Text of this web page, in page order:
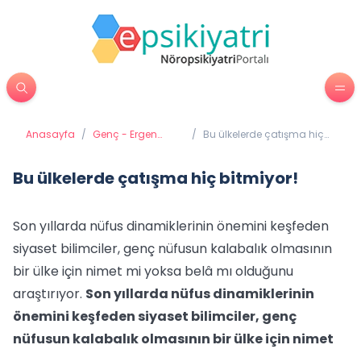
Anasayfa / Genç - Ergen
/ Bu ülkelerde çatışma hiç
Bu ülkelerde çatışma hiç bitmiyor!
Son yıllarda nüfus dinamiklerinin önemini keşfeden
siyaset bilimciler, genç nüfusun kalabalık olmasının
bir ülke için nimet mi yoksa belâ mı olduğunu
araştırıyor. Son yıllarda nüfus dinamiklerinin
önemini keşfeden siyaset bilimciler, genç
nüfusun kalabalık olmasının bir ülke için nimet